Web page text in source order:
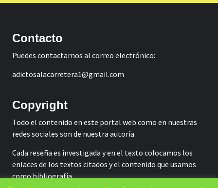
Contacto
Puedes contactarnos al correo electrónico:
adictosalacarretera1@gmail.com
Copyright
Todo el contenido en este portal web como en nuestras
redes sociales son de nuestra autoría.
Cada reseña es investigada y en el texto colocamos los
enlaces de los textos citados y el contenido que usamos
como bibliografía.